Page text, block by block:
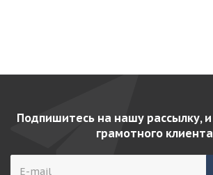
Подпишитесь на нашу рассылку, и
грамотного